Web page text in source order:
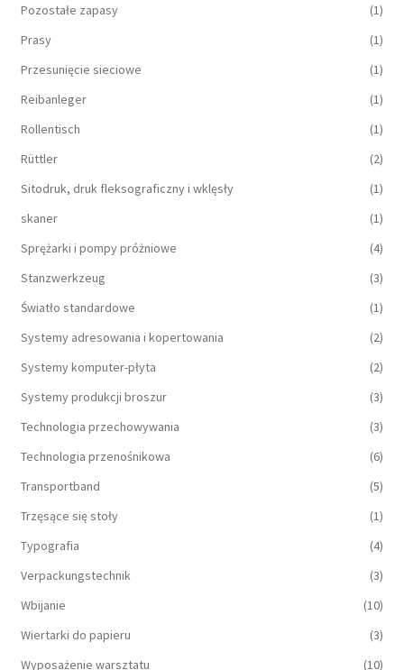
Pozostałe zapasy
(1)
Prasy
(1)
Przesunięcie sieciowe
(1)
Reibanleger
(1)
Rollentisch
(1)
Rüttler
(2)
Sitodruk, druk fleksograficzny i wklęsły
(1)
skaner
(1)
Sprężarki i pompy próżniowe
(4)
Stanzwerkzeug
(3)
Światło standardowe
(1)
Systemy adresowania i kopertowania
(2)
Systemy komputer-płyta
(2)
Systemy produkcji broszur
(3)
Technologia przechowywania
(3)
Technologia przenośnikowa
(6)
Transportband
(5)
Trzęsące się stoły
(1)
Typografia
(4)
Verpackungstechnik
(3)
Wbijanie
(10)
Wiertarki do papieru
(3)
Wyposażenie warsztatu
(10)